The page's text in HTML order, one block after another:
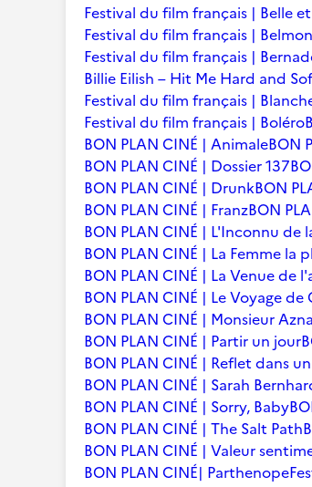
Festival du film français | Belle
Festival du film français |
Festival du film français |
Billie Eilish – Hit Me Hard and
Festival du film français |
Festival du film français | Boléro
BON PLAN CINÉ | AnimaleBON
BON PLAN CINÉ | Dossier 137
BON PLAN CINÉ | DrunkBON
BON PLAN CINÉ | FranzBON
BON PLAN CINÉ | L'Inconnu de
BON PLAN CINÉ | La Femme la
BON PLAN CINÉ | La Venue de
BON PLAN CINÉ | Le Voyage de
BON PLAN CINÉ | Monsieur
BON PLAN CINÉ | Partir un jour
BON PLAN CINÉ | Reflet dans
BON PLAN CINÉ | Sarah
BON PLAN CINÉ | Sorry, Baby
BON PLAN CINÉ | The Salt Path
BON PLAN CINÉ | Valeur
BON PLAN CINÉ| Parthenope